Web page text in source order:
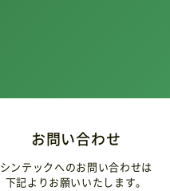
お問い合わせ
シンテックへのお問い合わせは
下記よりお願いいたします。